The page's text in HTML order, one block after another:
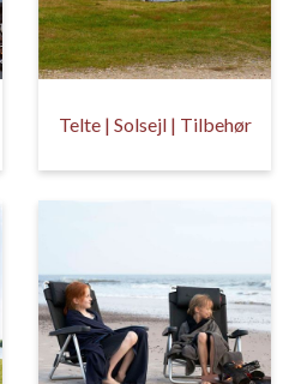
Telte | Solsejl | Tilbehør